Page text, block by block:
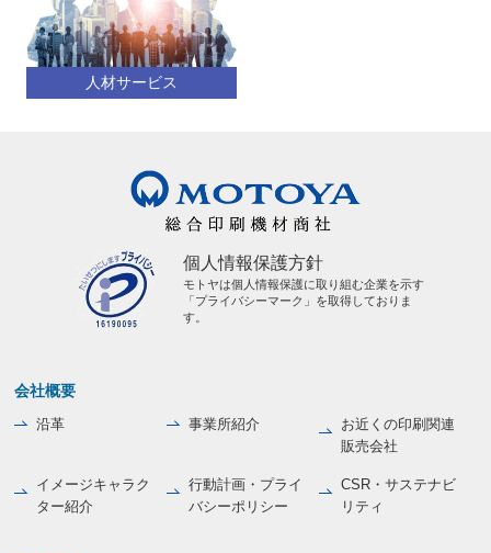
人材サービス
個人情報保護方針
モトヤは個人情報保護に取り組む企業を示す
「プライバシーマーク」を取得しておりま
す。
会社概要
沿革 事業所紹介
お近くの印刷関連
販売会社
イメージキャラク
ター紹介
行動計画・プライ
バシーポリシー
CSR・サステナビ
リティ